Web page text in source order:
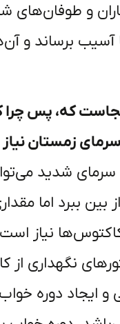
و طوفان‌های شدید
برساند و آن‌ها را
که، پس چرا
زمستان نیاز
شدید می‌تواند
ببرد اما مقداری
نیاز است.
نگهداری از
دوره خواب